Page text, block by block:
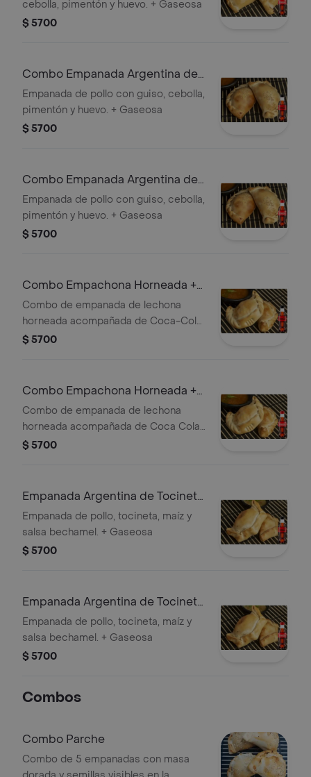
cebolla, pimentón y huevo. + Gaseosa
$ 5700
Combo Empanada Argentina de
Pollo +Cocacola ZERO 250ml
Empanada de pollo con guiso, cebolla,
pimentón y huevo. + Gaseosa
$ 5700
Combo Empanada Argentina de
Pollo +Cocacola Orig 250ML
Empanada de pollo con guiso, cebolla,
pimentón y huevo. + Gaseosa
$ 5700
Combo Empachona Horneada +
Coca-Cola ZERO 250 ml
Combo de empanada de lechona
horneada acompañada de Coca-Cola
ZERO 250 ml.
$ 5700
Combo Empachona Horneada +
Coca Cola Original 250ML
Combo de empanada de lechona
horneada acompañada de Coca Cola
Original 250ML.
$ 5700
Empanada Argentina de Tocineta
+Cocacola ZERO 250ml
Empanada de pollo, tocineta, maíz y
salsa bechamel. + Gaseosa
$ 5700
Empanada Argentina de Tocineta
+Cocacola Org 250ML
Empanada de pollo, tocineta, maíz y
salsa bechamel. + Gaseosa
$ 5700
Combos
Combo Parche
Combo de 5 empanadas con masa